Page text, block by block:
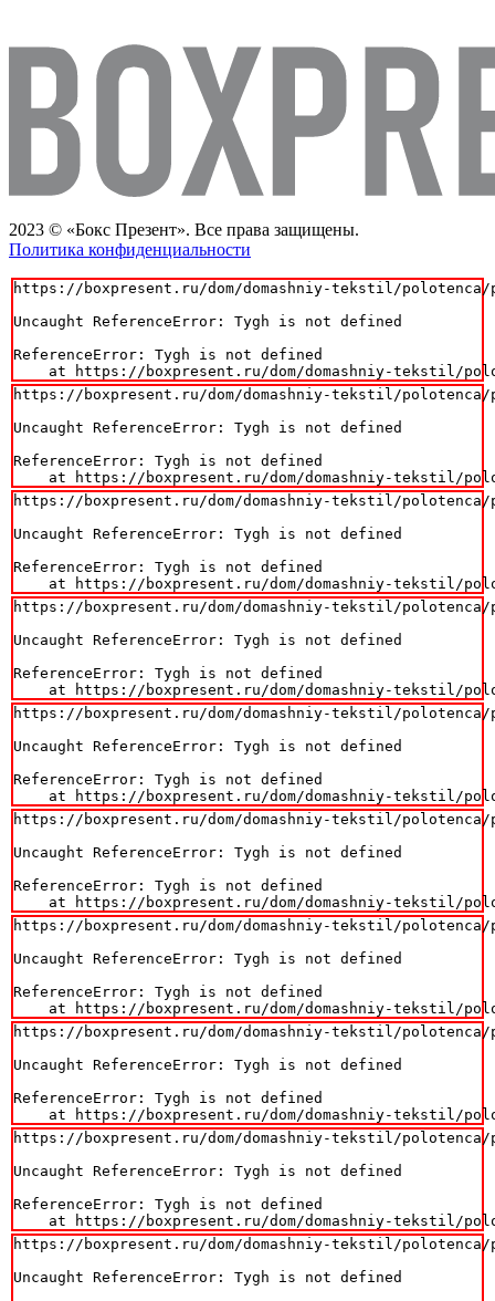
2023 © «Бокс Презент». Все права защищены.
Политика конфиденциальности
https://boxpresent.ru/dom/domashniy-tekstil/polotenca/
Uncaught ReferenceError: Tygh is not defined
ReferenceError: Tygh is not defined
at https://boxpresent.ru/dom/domashniy-tekstil/
https://boxpresent.ru/dom/domashniy-tekstil/polotenca/
Uncaught ReferenceError: Tygh is not defined
ReferenceError: Tygh is not defined
at https://boxpresent.ru/dom/domashniy-tekstil/
https://boxpresent.ru/dom/domashniy-tekstil/polotenca/
Uncaught ReferenceError: Tygh is not defined
ReferenceError: Tygh is not defined
at https://boxpresent.ru/dom/domashniy-tekstil/
https://boxpresent.ru/dom/domashniy-tekstil/polotenca/
Uncaught ReferenceError: Tygh is not defined
ReferenceError: Tygh is not defined
at https://boxpresent.ru/dom/domashniy-tekstil/
https://boxpresent.ru/dom/domashniy-tekstil/polotenca/
Uncaught ReferenceError: Tygh is not defined
ReferenceError: Tygh is not defined
at https://boxpresent.ru/dom/domashniy-tekstil/
https://boxpresent.ru/dom/domashniy-tekstil/polotenca/
Uncaught ReferenceError: Tygh is not defined
ReferenceError: Tygh is not defined
at https://boxpresent.ru/dom/domashniy-tekstil/
https://boxpresent.ru/dom/domashniy-tekstil/polotenca/
Uncaught ReferenceError: Tygh is not defined
ReferenceError: Tygh is not defined
at https://boxpresent.ru/dom/domashniy-tekstil/
https://boxpresent.ru/dom/domashniy-tekstil/polotenca/
Uncaught ReferenceError: Tygh is not defined
ReferenceError: Tygh is not defined
at https://boxpresent.ru/dom/domashniy-tekstil/
https://boxpresent.ru/dom/domashniy-tekstil/polotenca/
Uncaught ReferenceError: Tygh is not defined
ReferenceError: Tygh is not defined
at https://boxpresent.ru/dom/domashniy-tekstil/
https://boxpresent.ru/dom/domashniy-tekstil/polotenca/
Uncaught ReferenceError: Tygh is not defined